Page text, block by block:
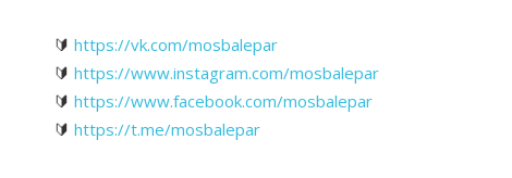
🔰 https://vk.com/mosbalepar
🔰 https://www.instagram.com/mosbalepar
🔰 https://www.facebook.com/mosbalepar
🔰 https://t.me/mosbalepar